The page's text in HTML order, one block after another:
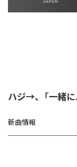
ハジ→、「一緒に
新曲情報